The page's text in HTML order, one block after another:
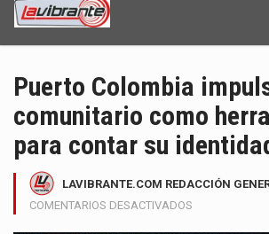
Puerto Colombia
comunitario como
para contar su
LAVIBRANTE.COM REDACCIÓN
COMENTARIOS DESACTIVADOS